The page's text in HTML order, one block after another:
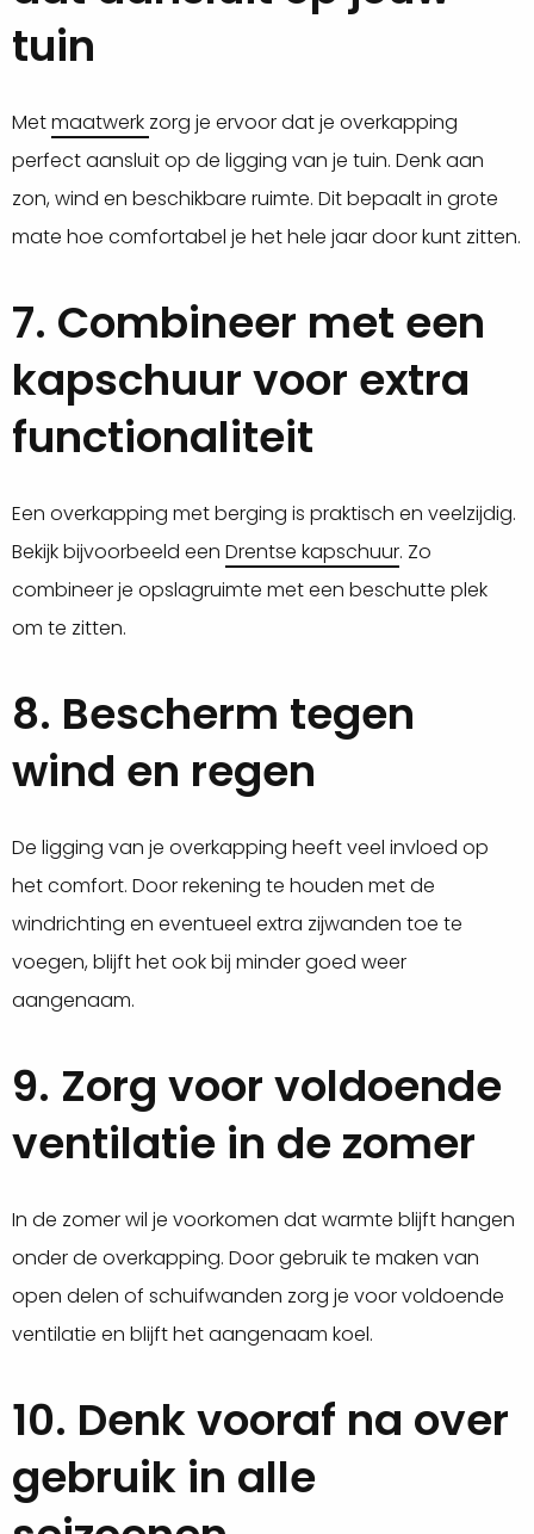
tuin
Metmaatwerk zorg je ervoor dat je overkapping
perfect aansluit op de ligging van je tuin. Denk aan
zon, wind en beschikbare ruimte. Dit bepaalt in grote
mate hoe comfortabel je het hele jaar door kunt zitten.
7. Combineer met een
kapschuur voor extra
functionaliteit
Een overkapping met berging is praktisch en veelzijdig.
Bekijk bijvoorbeeld een Drentse kapschuur. Zo
combineer je opslagruimte met een beschutte plek
om te zitten.
8. Bescherm tegen
wind en regen
De ligging van je overkapping heeft veel invloed op
het comfort. Door rekening te houden met de
windrichting en eventueel extra zijwanden toe te
voegen, blijft het ook bij minder goed weer
aangenaam.
9. Zorg voor voldoende
ventilatie in de zomer
In de zomer wil je voorkomen dat warmte blijft hangen
onder de overkapping. Door gebruik te maken van
open delen of schuifwanden zorg je voor voldoende
ventilatie en blijft het aangenaam koel.
10. Denk vooraf na over
gebruik in alle